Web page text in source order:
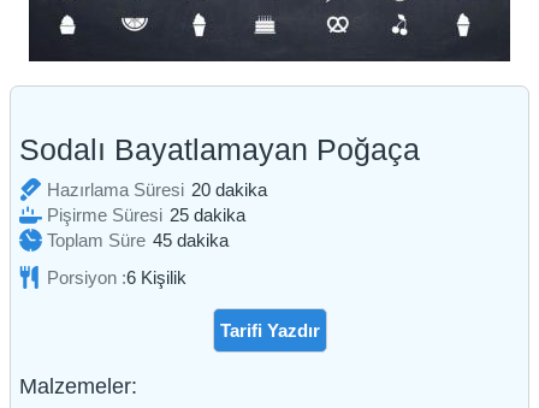
Sodalı Bayatlamayan Poğaça
Hazırlama Süresi 20dakika
dakika
Pişirme Süresi 25dakika
dakika
Toplam Süre 45dakika
dakika
Porsiyon :6 Kişilik
Tarifi Yazdır
Malzemeler: